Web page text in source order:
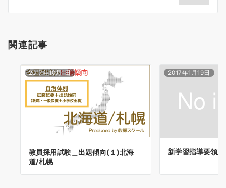
ン
関連記事
2017年10月1日
教員採用試験＿出題傾向(１)北海
道/札幌
2017年1月19日
新学習指導要領_